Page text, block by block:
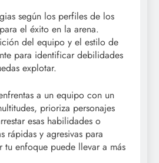
según los perfiles de los
el éxito en la arena.
del equipo y el estilo de
para identificar debilidades
explotar.
a un equipo con un
prioriza personajes
esas habilidades o
rápidas y agresivas para
tu enfoque puede llevar a más